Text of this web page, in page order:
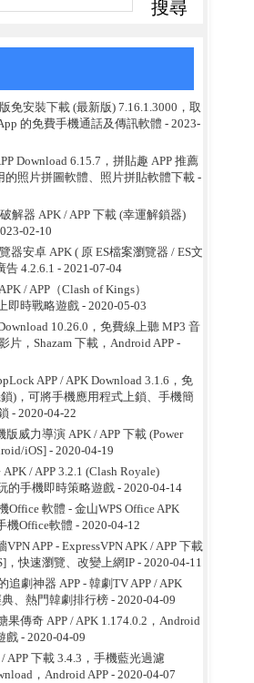
免安裝下載 (最新版) 7.16.1.3000，取
的免費手機通話及傳訊軟體 - 2023-
Download 6.15.7，拼貼趣 APP 推薦
的照片拼圖軟體、照片拼貼軟體下載-
解器 APK / APP 下載 (幸運解鎖器)
02-10
器安卓 APK ( 原 ES檔案瀏覽器 / ES文
告 4.2.6.1 - 2021-07-04
/ APP（Clash of Kings）
即時戰略遊戲- 2020-05-03
10.26.0，免費線上聽 MP3 音
片，Shazam 下載，Android APP-
APP / APK Download 3.1.6，免
)，可將手機應用程式上鎖、手機簡
- 2020-04-22
版威力導演 APK / APP 下載 (Power
iOS]- 2020-04-19
/ APP 3.2.1 (Clash Royale)
的手機即時策略遊戲- 2020-04-14
Office 軟體 - 金山WPS Office APK
機Office軟體 - 2020-04-12
APP - ExpressVPN APK / APP 下載
，快速瀏覽、改變上網IP- 2020-04-11
追劇神器 APP - 韓劇TV APP / APK
、熱門韓劇排行榜- 2020-04-09
果傳奇 APP / APK 1.174.0.2，Android
戲- 2020-04-09
APP 下載 3.4.3，手機藍光過濾
，Android APP- 2020-04-07